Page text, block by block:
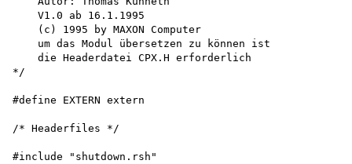
    V1.0 ab 16.1.1995
    (c) 1995 by MAXON Computer
    um das Modul übersetzen zu können ist
    die Headerdatei CPX.H erforderlich
*/
#define EXTERN extern
/* Headerfiles */
#include "shutdown.rsh"